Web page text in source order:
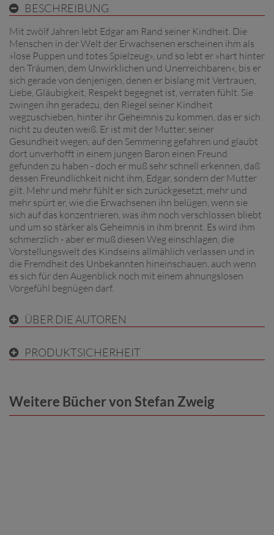
BESCHREIBUNG
Mit zwölf Jahren lebt Edgar am Rand seiner Kindheit. Die
Menschen in der Welt der Erwachsenen erscheinen ihm als
»lose Puppen und totes Spielzeug», und so lebt er »hart hinter
den Träumen, dem Unwirklichen und Unerreichbaren«, bis er
sich gerade von denjenigen, denen er bislang mit Vertrauen,
Liebe, Gläubigkeit, Respekt begegnet ist, verraten fühlt. Sie
zwingen ihn geradezu, den Riegel seiner Kindheit
wegzuschieben, hinter ihr Geheimnis zu kommen, das er sich
nicht zu deuten weiß. Er ist mit der Mutter, seiner
Gesundheit wegen, auf den Semmering gefahren und glaubt
dort unverhofft in einem jungen Baron einen Freund
gefunden zu haben - doch er muß sehr schnell erkennen, daß
dessen Freundlichkeit nicht ihm, Edgar, sondern der Mutter
gilt. Mehr und mehr fühlt er sich zurückgesetzt, mehr und
mehr spürt er, wie die Erwachsenen ihn belügen, wenn sie
sich auf das konzentrieren, was ihm noch verschlossen bliebt
und um so stärker als Geheimnis in ihm brennt. Es wird ihm
schmerzlich - aber er muß diesen Weg einschlagen, die
Vorstellungswelt des Kindseins allmählich verlassen und in
die Fremdheit des Unbekannten hineinschauen, auch wenn
es sich für den Augenblick noch mit einem ahnungslosen
Vorgefühl begnügen darf.
ÜBER DIE AUTOREN
PRODUKTSICHERHEIT
Weitere Bücher von Stefan Zweig